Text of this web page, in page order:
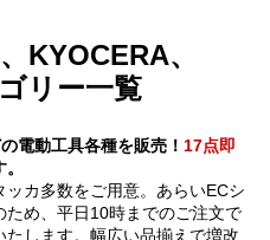
KYOCERA、
リー一覧
電動工具各種を販売！ 17点即
カ多数をご用意。あらいECシ
ため、平日10時までのご注文で
します。幅広い品揃えで増改